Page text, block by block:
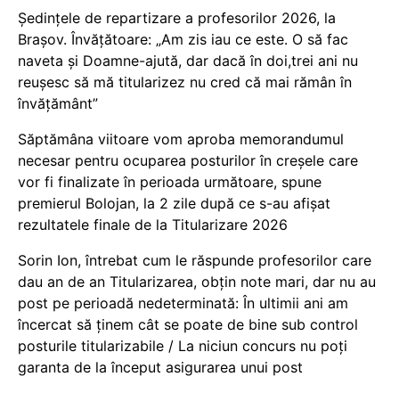
Ședințele de repartizare a profesorilor 2026, la
Brașov. Învățătoare: „Am zis iau ce este. O să fac
naveta și Doamne-ajută, dar dacă în doi,trei ani nu
reușesc să mă titularizez nu cred că mai rămân în
învățământ”
Săptămâna viitoare vom aproba memorandumul
necesar pentru ocuparea posturilor în creșele care
vor fi finalizate în perioada următoare, spune
premierul Bolojan, la 2 zile după ce s-au afișat
rezultatele finale de la Titularizare 2026
Sorin Ion, întrebat cum le răspunde profesorilor care
dau an de an Titularizarea, obțin note mari, dar nu au
post pe perioadă nedeterminată: În ultimii ani am
încercat să ținem cât se poate de bine sub control
posturile titularizabile / La niciun concurs nu poți
garanta de la început asigurarea unui post